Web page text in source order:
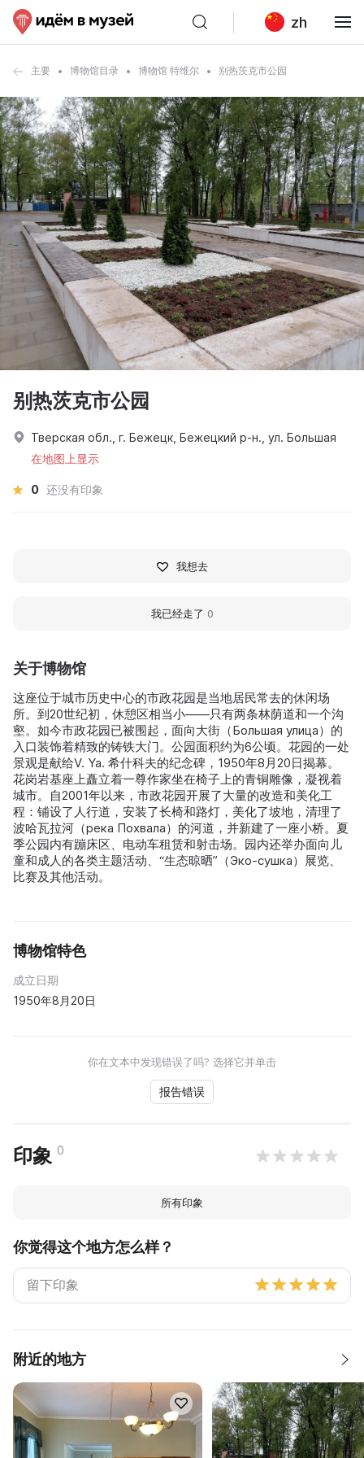
zh
主要 博物馆目录 博物馆 特维尔 别热茨克市公园
关于博物馆
这座位于城市历史中心的市政花园是当地居民常去的休闲场
所。到20世纪初，休憩区相当小——只有两条林荫道和一个沟
壑。如今市政花园已被围起，面向大街（Большая улица）的
入口装饰着精致的铸铁大门。公园面积约为6公顷。花园的一处
景观是献给V. Ya. 希什科夫的纪念碑，1950年8月20日揭幕。
花岗岩基座上矗立着一尊作家坐在椅子上的青铜雕像，凝视着
城市。自2001年以来，市政花园开展了大量的改造和美化工
程：铺设了人行道，安装了长椅和路灯，美化了坡地，清理了
波哈瓦拉河（река Похвала）的河道，并新建了一座小桥。夏
季公园内有蹦床区、电动车租赁和射击场。园内还举办面向儿
童和成人的各类主题活动、“生态晾晒”（Эко-сушка）展览、
比赛及其他活动。
博物馆特色
成立日期
1950年8月20日
你在文本中发现错误了吗? 选择它并单击
报告错误
印象 0
所有印象
你觉得这个地方怎么样？
附近的地方
别热茨克市公园
Тверская обл., г. Бежецк, Бежецкий р-н., ул. Большая
在地图上显示
0 还没有印象
我想去
我已经走了 0